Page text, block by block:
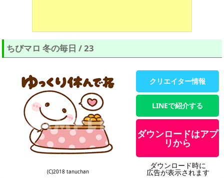
ちびマロ 冬の毎日 / 23
(C)2018 tanuchan
クリエイター情報
LINEで紹介する
ダウンロードはアプ
リから
ダウンロード時に
広告が表示されます